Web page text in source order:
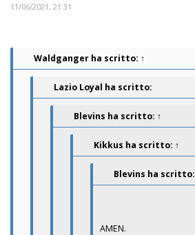
11/06/2021, 21:31
Waldganger ha scritto: ↑
Lazio Loyal ha scritto:
Blevins ha scritto: ↑
Kikkus ha scritto: ↑
Blevins ha scritto:
AMEN.